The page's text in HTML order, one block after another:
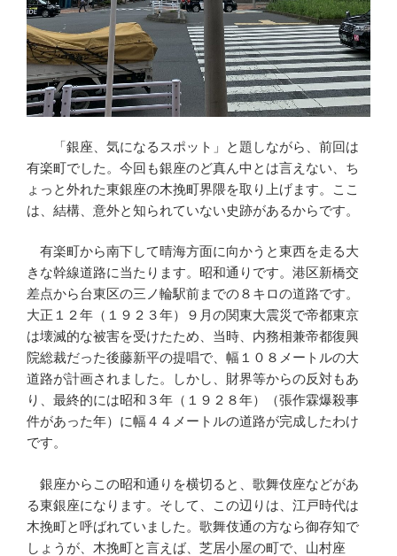
「銀座、気になるスポット」と題しながら、前回は
有楽町でした。今回も銀座のど真ん中とは言えない、ち
ょっと外れた東銀座の木挽町界隈を取り上げます。ここ
は、結構、意外と知られていない史跡があるからです。
有楽町から南下して晴海方面に向かうと東西を走る大
きな幹線道路に当たります。昭和通りです。港区新橋交
差点から台東区の三ノ輪駅前までの８キロの道路です。
大正１２年（１９２３年）９月の関東大震災で帝都東京
は壊滅的な被害を受けたため、当時、内務相兼帝都復興
院総裁だった後藤新平の提唱で、幅１０８メートルの大
道路が計画されました。しかし、財界等からの反対もあ
り、最終的には昭和３年（１９２８年）（張作霖爆殺事
件があった年）に幅４４メートルの道路が完成したわけ
です。
銀座からこの昭和通りを横切ると、歌舞伎座などがあ
る東銀座になります。そして、この辺りは、江戸時代は
木挽町と呼ばれていました。歌舞伎通の方なら御存知で
しょうが、木挽町と言えば、芝居小屋の町で、山村座